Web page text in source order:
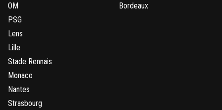
OM
PSG
Lens
Lille
Stade Rennais
Monaco
Nantes
Strasbourg
Bordeaux